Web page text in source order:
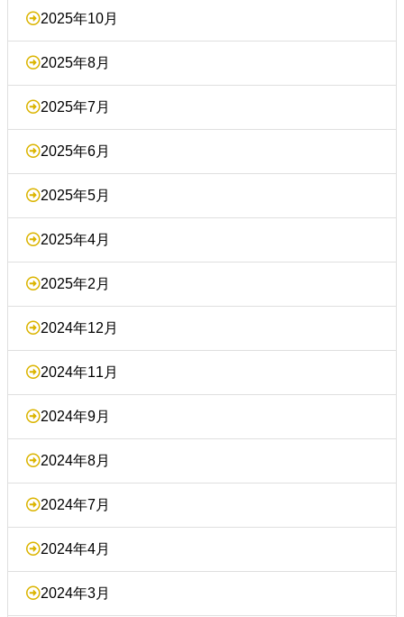
2025年10月
2025年8月
2025年7月
2025年6月
2025年5月
2025年4月
2025年2月
2024年12月
2024年11月
2024年9月
2024年8月
2024年7月
2024年4月
2024年3月